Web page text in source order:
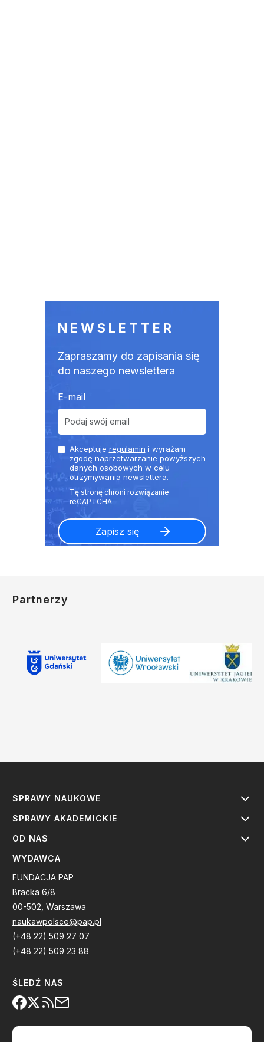
NEWSLETTER
Zapraszamy do zapisania się
do naszego newslettera
E-mail
Akceptuje regulamin i wyrażam
zgodę naprzetwarzanie powyższych
danych osobowych w celu
otrzymywania newslettera.
Partnerzy
SPRAWY NAUKOWE
SPRAWY AKADEMICKIE
OD NAS
WYDAWCA
FUNDACJA PAP
Bracka 6/8
00-502, Warszawa
naukawpolsce@pap.pl
(+48 22) 509 27 07
(+48 22) 509 23 88
ŚLEDŹ NAS